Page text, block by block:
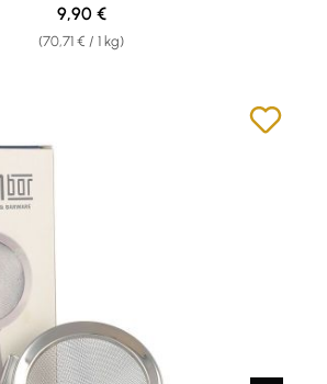
(70,71 € / 1 kg)
Regulärer Preis:
9,90 €